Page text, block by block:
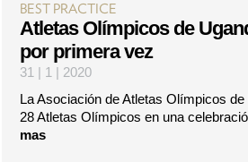
BEST PRACTICE
Atletas Olímpicos de
por primera vez
31 | 1 | 2020
La Asociación de Atletas Olímpicos
28 Atletas Olímpicos en una
mas